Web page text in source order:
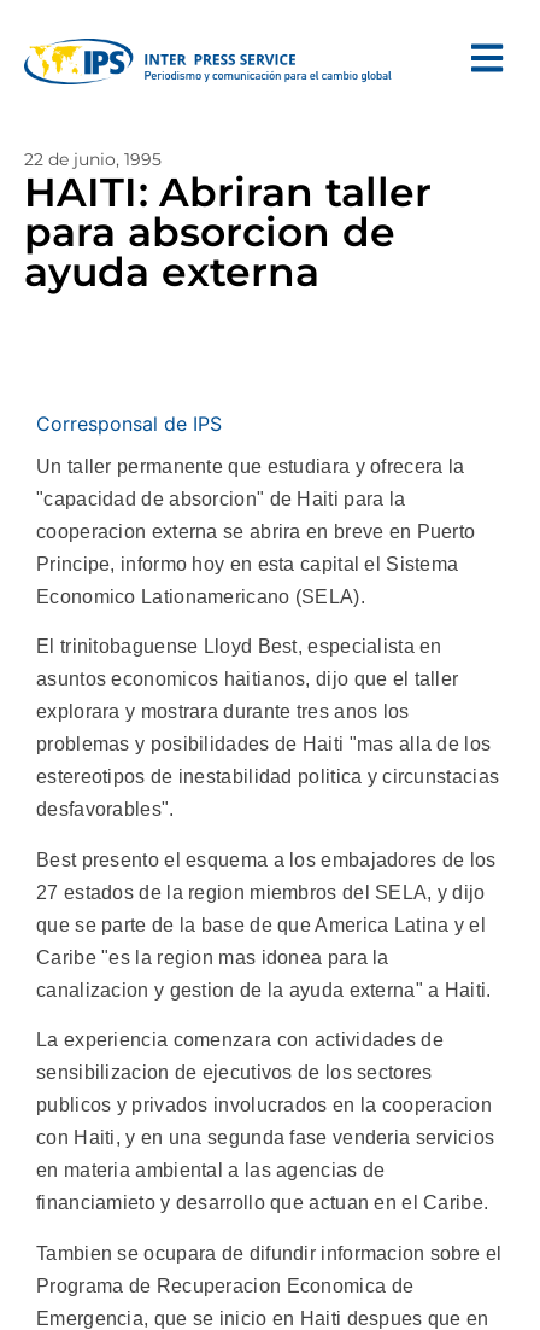
22 de junio, 1995
HAITI: Abriran taller
para absorcion de
ayuda externa
Corresponsal de IPS
Un taller permanente que estudiara y ofrecera la
"capacidad de absorcion" de Haiti para la
cooperacion externa se abrira en breve en Puerto
Principe, informo hoy en esta capital el Sistema
Economico Lationamericano (SELA).
El trinitobaguense Lloyd Best, especialista en
asuntos economicos haitianos, dijo que el taller
explorara y mostrara durante tres anos los
problemas y posibilidades de Haiti "mas alla de los
estereotipos de inestabilidad politica y circunstacias
desfavorables".
Best presento el esquema a los embajadores de los
27 estados de la region miembros del SELA, y dijo
que se parte de la base de que America Latina y el
Caribe "es la region mas idonea para la
canalizacion y gestion de la ayuda externa" a Haiti.
La experiencia comenzara con actividades de
sensibilizacion de ejecutivos de los sectores
publicos y privados involucrados en la cooperacion
con Haiti, y en una segunda fase venderia servicios
en materia ambiental a las agencias de
financiamieto y desarrollo que actuan en el Caribe.
Tambien se ocupara de difundir informacion sobre el
Programa de Recuperacion Economica de
Emergencia, que se inicio en Haiti despues que en